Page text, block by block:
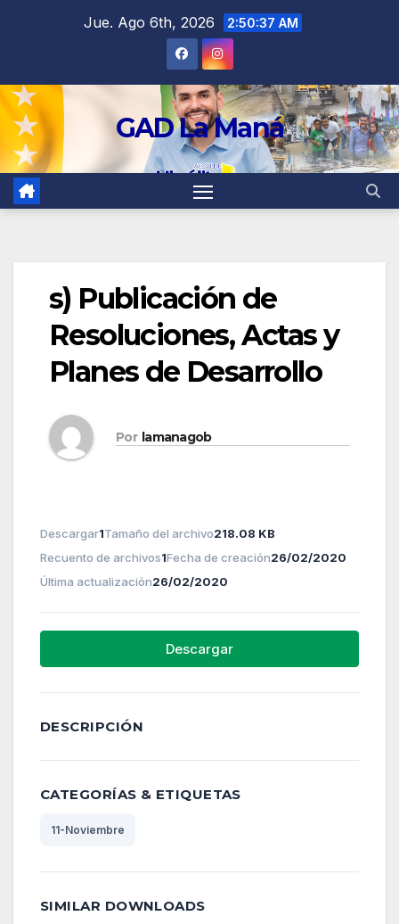
Jue. Ago 6th, 2026 2:50:37 AM
GAD La Maná
s) Publicación de
Resoluciones, Actas y
Planes de Desarrollo
Por lamanagob
Descargar1Tamaño del archivo218.08 KB
Recuento de archivos1Fecha de creación26/02/2020
Última actualización26/02/2020
Descargar
DESCRIPCIÓN
CATEGORÍAS & ETIQUETAS
11-Noviembre
SIMILAR DOWNLOADS